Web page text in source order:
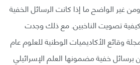
غير الواضح ما إذا كانت الرسائل الخفية
كيفية تصويت الناخبين. مع ذلك وجدت
وقائع الأكاديميات الوطنية للعلوم عام
برسائل خفية مضمونها العلم الإسرائيلي